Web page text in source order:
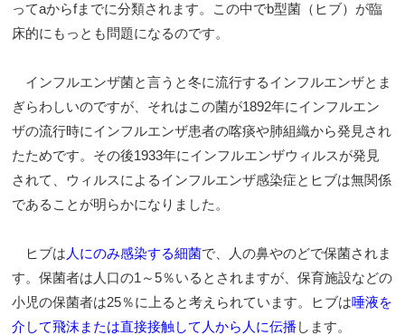
ってaからfまでに分類されます。この中でb型菌（ヒブ）が臨
床的にもっとも問題になるのです。
インフルエンザ菌と言うと冬に流行するインフルエンザとま
ぎらわしいのですが、それはこの菌が1892年にインフルエン
ザの流行時にインフルエンザ患者の喀痰や肺組織から発見され
たためです。その後1933年にインフルエンザウィルスが発見
されて、ウィルスによるインフルエンザ感染症とヒブは無関係
であることが明らかになりました。
ヒブは 人にのみ感染する細菌で、人の鼻やのどで保菌されま
す。保菌者は人口の1～5％いるとされますが、保育施設などの
小児の保菌者は25％に上ると考えられています。ヒブは唾液を
介して飛沫または直接接触して人から人に伝播します。